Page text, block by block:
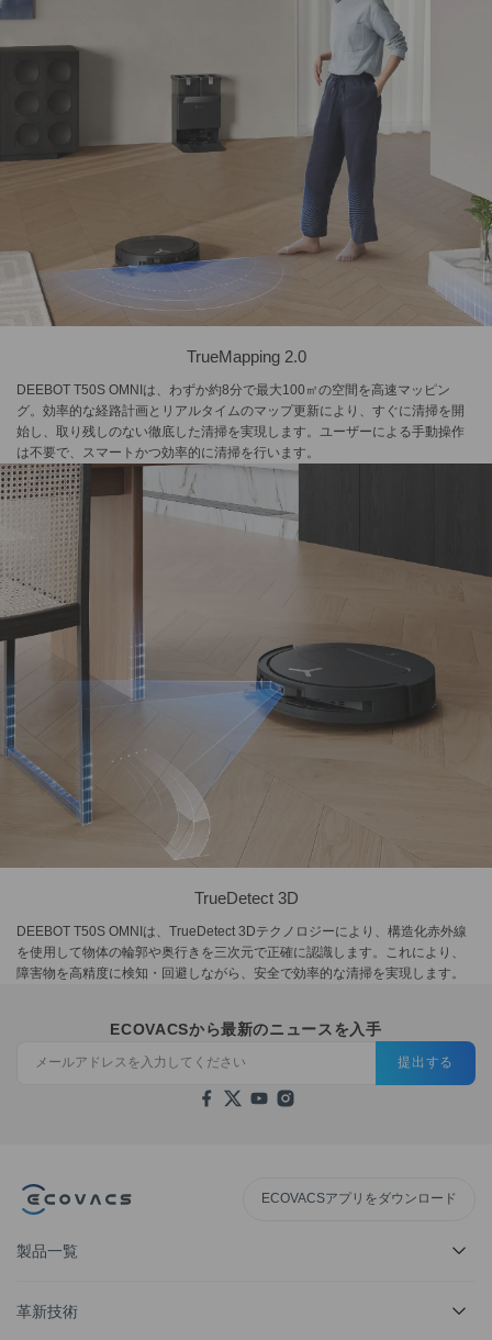
TrueMapping 2.0
DEEBOT T50S OMNIは、わずか約8分で最大100㎡の空間を高速マッピン
グ。効率的な経路計画とリアルタイムのマップ更新により、すぐに清掃を開
始し、取り残しのない徹底した清掃を実現します。ユーザーによる手動操作
は不要で、スマートかつ効率的に清掃を行います。
TrueDetect 3D
DEEBOT T50S OMNIは、TrueDetect 3Dテクノロジーにより、構造化赤外線
を使用して物体の輪郭や奥行きを三次元で正確に認識します。これにより、
障害物を高精度に検知・回避しながら、安全で効率的な清掃を実現します。
ECOVACSから最新のニュースを入手
提出する
ECOVACSアプリをダウンロード
製品一覧
革新技術